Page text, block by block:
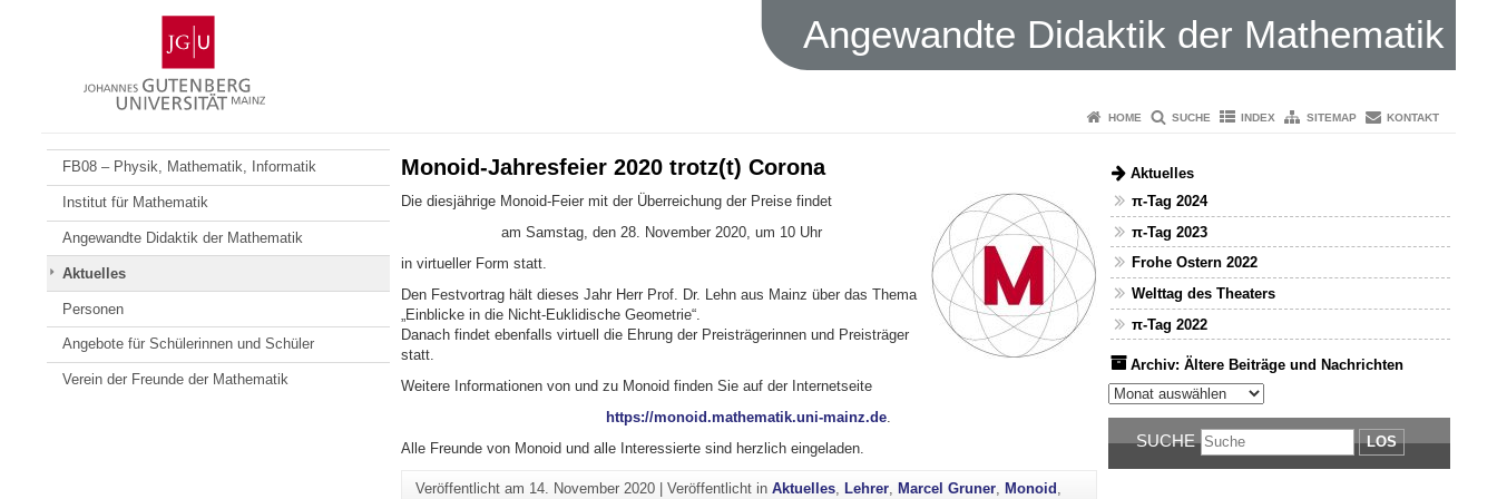
Gutenberg-
Universität
Mainz
Angewandte Didaktik der Mathematik
HOME SUCHE INDEX SITEMAP KONTAKT
FB08 – Physik, Mathematik, Informatik
Institut für Mathematik
Angewandte Didaktik der Mathematik
Aktuelles
Personen
Angebote für Schülerinnen und Schüler
Verein der Freunde der Mathematik
Monoid-Jahresfeier 2020 trotz(t) Corona
Die diesjährige Monoid-Feier mit der Überreichung der Preise findet
am Samstag, den 28. November 2020, um 10 Uhr
in virtueller Form statt.
Den Festvortrag hält dieses Jahr Herr Prof. Dr. Lehn aus Mainz über das Thema
„Einblicke in die Nicht-Euklidische Geometrie“.
Danach findet ebenfalls virtuell die Ehrung der Preisträgerinnen und Preisträger
statt.
Weitere Informationen von und zu Monoid finden Sie auf der Internetseite
https://monoid.mathematik.uni-mainz.de.
Alle Freunde von Monoid und alle Interessierte sind herzlich eingeladen.
Veröffentlicht am 14. November 2020 |Veröffentlicht inAktuelles ,Lehrer ,Marcel Gruner ,Monoid
Aktuelles
π-Tag 2024
π-Tag 2023
Frohe Ostern 2022
Welttag des Theaters
π-Tag 2022
Archiv: Ältere Beiträge und Nachrichten
Archiv: Ältere Beiträge und Nachrichten
SUCHE LOS